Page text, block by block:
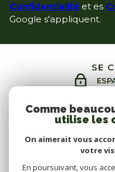
Confidentialité et es
Google s'appliquent.
SE
Comme
utilise les
On aimerait vous
votre
En poursuivant, vous